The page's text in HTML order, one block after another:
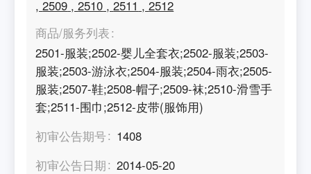
,2509 ,2510 ,2511 ,2512
商品/服务列表
2501-服装;2502-婴儿全套衣;2502-服装;2503-
服装;2503-游泳衣;2504-服装;2504-雨衣;2505-
服装;2507-鞋;2508-帽子;2509-袜;2510-滑雪手
套;2511-围巾;2512-皮带(服饰用)
初审公告期号
1408
初审公告日期
2014-05-20